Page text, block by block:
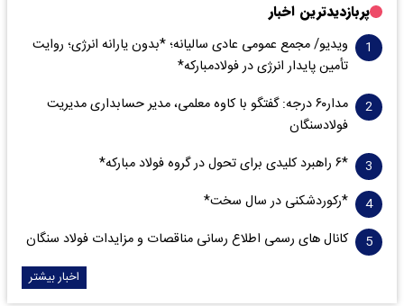
پربازدیدترین اخبار
ویدیو/ مجمع عمومی عادی سالیانه؛ *بدون یارانه انرژی؛ روایت
تأمین پایدار انرژی در فولادمبارکه*
مدار‌۶٠ درجه: گفتگو با کاوه معلمی، مدیر حسابداری مدیریت
فولادسنگان
*۶ راهبرد کلیدی برای تحول در گروه فولاد مبارکه*
*رکوردشکنی در سال سخت*
کانال های رسمی اطلاع رسانی مناقصات و مزایدات فولاد سنگان
اخبار بیشتر